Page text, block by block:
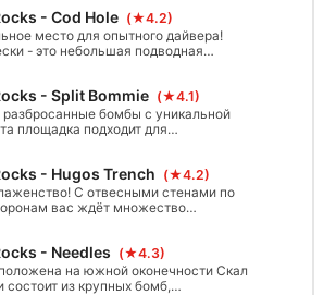
мир еще предстоит обнаружить.
- Cod Hole (★4.2)
место для опытного дайвера!
- это небольшая подводная
затем спускающаяся вниз до
м.
- Split Bommie (★4.1)
бомбы с уникальной
площадка подходит для
с большим количеством тварей,
так и маленьких.
- Hugos Trench (★4.2)
С отвесными стенами по
вас ждёт множество
богомолы.- Needles
(★4.3)
на южной оконечности Скал
из крупных бомб,